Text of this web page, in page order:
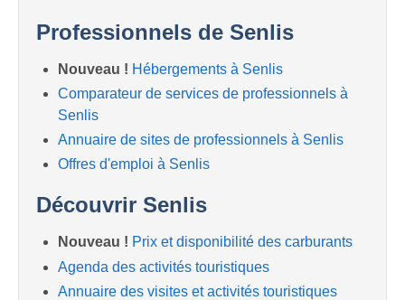
Professionnels de Senlis
Nouveau ! Hébergements à Senlis
Comparateur de services de professionnels à
Senlis
Annuaire de sites de professionnels à Senlis
Offres d'emploi à Senlis
Découvrir Senlis
Nouveau ! Prix et disponibilité des carburants
Agenda des activités touristiques
Annuaire des visites et activités touristiques